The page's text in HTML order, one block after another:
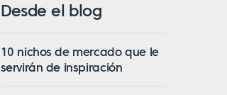
Desde el blog
10 nichos de mercado que le
servirán de inspiración